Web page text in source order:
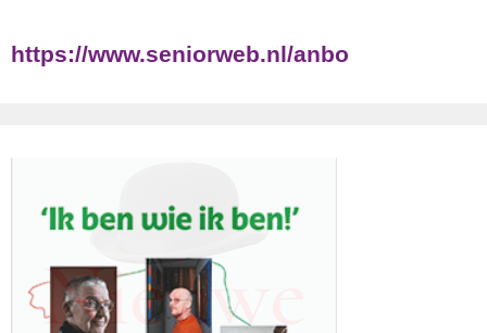
https://www.seniorweb.nl/anbo